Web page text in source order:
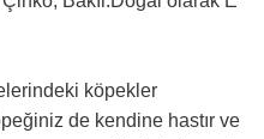
köpekler
de kendine hastır ve